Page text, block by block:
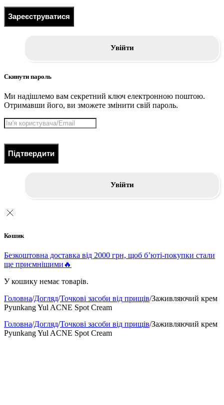
Зареєструватися
Увійти
Скинути пароль
Ми надішлемо вам секретний ключ електронною поштою.
Отримавши його, ви зможете змінити свій пароль.
Підтвердити
Увійти
Кошик
Безкоштовна доставка від 2000 грн, щоб б’юті-покупки стали
ще приємнішими🔥
У кошику немає товарів.
Головна/Догляд/Точкові засоби від прищів/Заживляючий крем
Pyunkang Yul ACNE Spot Cream
Головна/Догляд/Точкові засоби від прищів/Заживляючий крем
Pyunkang Yul ACNE Spot Cream